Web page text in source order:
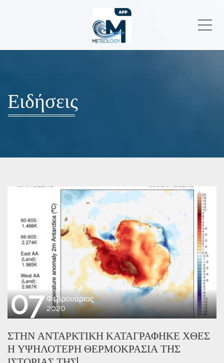
Ειδήσεις
07 Φεβρουάριος
2020
ΣΤΗΝ ΑΝΤΑΡΚΤΙΚΉ ΚΑΤΑΓΡΆΦΗΚΕ ΧΘΕΣ
Η ΥΨΗΛΌΤΕΡΗ ΘΕΡΜΟΚΡΑΣΊΑ ΤΗΣ